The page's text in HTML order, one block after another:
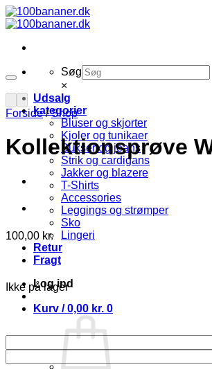
Fortsæt
til
Søg
×
Udsalg
kategorier
Bluser og skjorter
Kjoler og tunikaer
Bukser og jeans
Strik og cardigans
Jakker og blazere
T-Shirts
Accessories
Leggings og strømper
Sko
Lingeri
Retur
Fragt
Log ind
Kurv /0,00 kr. 0
Forside / Shop
Kollektionsprøve
100,00 kr.
Ikke på lager